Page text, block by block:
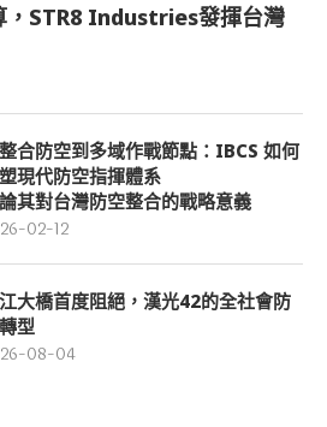
，STR8 Industries發揮台灣
合防空到多域作戰節點：IBCS 如何
現代防空指揮體系
其對台灣防空整合的戰略意義
02-12
大橋首度阻絕，漢光42的全社會防
型
08-04